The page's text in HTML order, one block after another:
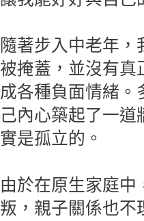
隨著步入中老年
被掩蓋，並沒有真
成各種負面情緒。
己內心築起了一
實是孤立的。
由於在原生家庭中
叛，親子關係也不